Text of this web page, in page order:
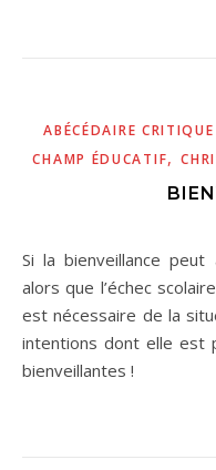
ABÉCÉDAIRE
CHAMP ÉDUCATIF,
Si la bienveillance peut apparaître comme une évidence
alors que l’échec
est nécessaire de la
intentions dont elle est
bienveillantes !